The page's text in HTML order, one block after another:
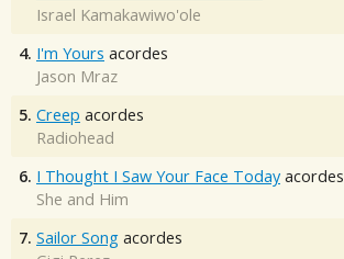
Israel Kamakawiwo'ole
4. I'm Yours acordes
Jason Mraz
5. Creep acordes
Radiohead
6. I Thought I Saw Your Face Today acordes
She and Him
7. Sailor Song acordes